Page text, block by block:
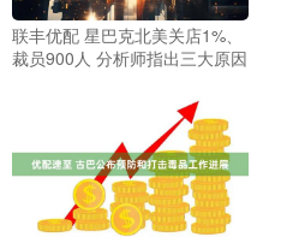
联丰优配 星巴克北美关店1%、
裁员900人 分析师指出三大原因